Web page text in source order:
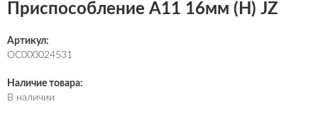
Приспособление А11 16мм (H) JZ
Артикул:
ОС000024531
Наличие товара:
В наличии